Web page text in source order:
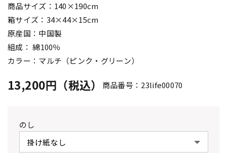
商品サイズ：140×190cm
箱サイズ：34×44×15cm
原産国：中国製
組成： 綿100％
カラー：マルチ（ピンク・グリーン）
13,200円（税込） 商品番号：23life00070
のし